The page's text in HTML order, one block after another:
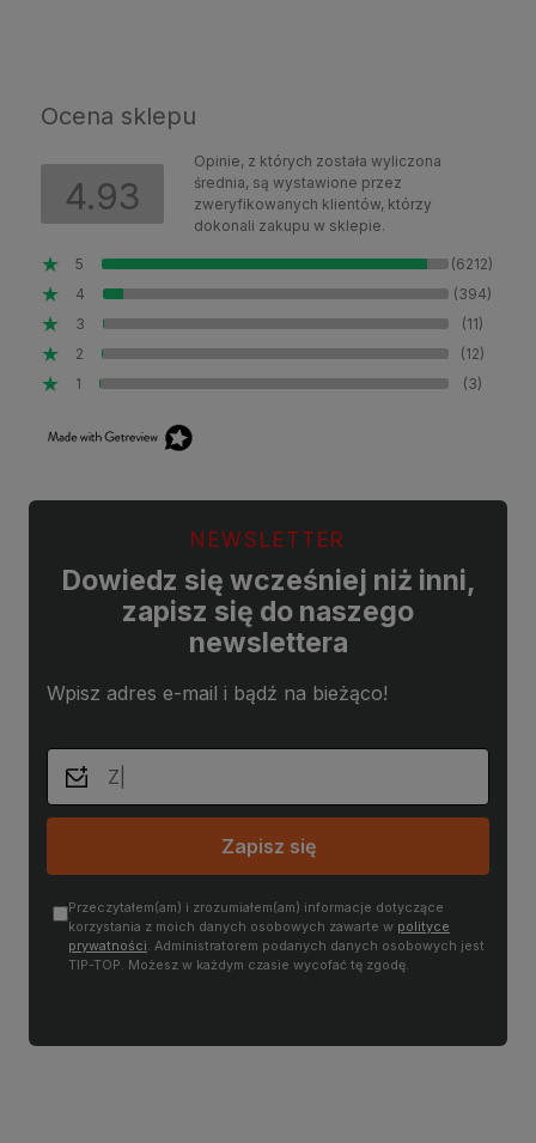
Ocena sklepu
4.93
Opinie, z których została wyliczona
średnia, są wystawione przez
zweryfikowanych klientów, którzy
dokonali zakupu w sklepie.
5
(6212)
4
(394)
3
(11)
2
(12)
1
(3)
NEWSLETTER
Dowiedz się wcześniej niż inni,
zapisz się do naszego
newslettera
Wpisz adres e-mail i bądź na bieżąco!
Zapisz się
Przeczytałem(am) i zrozumiałem(am) informacje dotyczące
korzystania z moich danych osobowych zawarte w polityce
prywatności . Administratorem podanych danych osobowych jest
TIP-TOP. Możesz w każdym czasie wycofać tę zgodę.